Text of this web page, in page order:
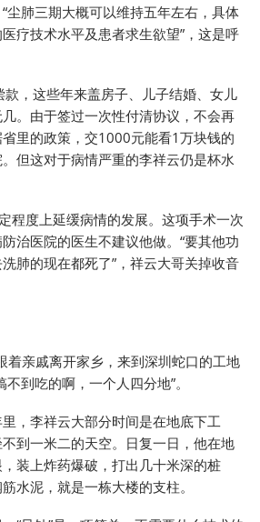
尘肺三期大概可以维持五年左右，具体
疗技术水平及患者求生欲望”，这是呼
，这些年来盖房子、儿子结婚、女儿
。由于签过一次性付清协议，不会再
里的政策，交1000元能看1万块钱的
但这对于病情严重的李祥云仍是杯水
程度上延缓病情的发展。这项手术一次
治医院的医生不建议他做。“要其他功
肺的现在都死了”，祥云大哥关掉收音
着亲戚离开家乡，来到深圳蛇口的工地
到吃的啊，一个人四分地”。
，李祥云大部分时间是在地底下工
到一米二的天空。日复一日，他在地
装上炸药爆破，打出几十米深的桩
水泥，就是一栋大楼的支柱。